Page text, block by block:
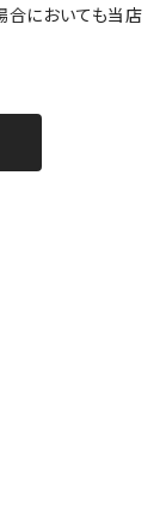
合においても当店